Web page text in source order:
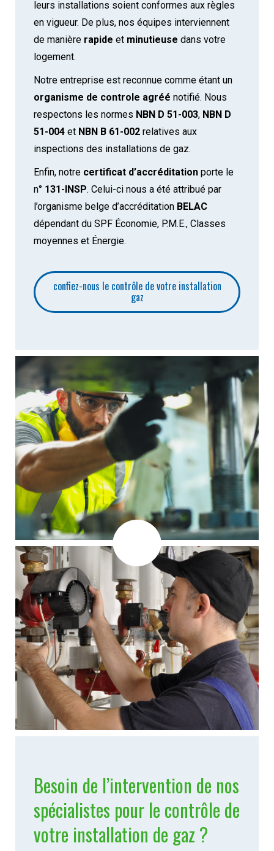
leurs installations soient conformes aux règles
en vigueur. De plus, nos équipes interviennent
de manière rapide et minutieuse dans votre
logement.
Notre entreprise est reconnue comme étant un
organisme de controle agréé notifié. Nous
respectons les normes NBN D 51-003, NBN D
51-004 et NBN B 61-002 relatives aux
inspections des installations de gaz.
Enfin, notre certificat d’accréditation porte le
n° 131-INSP. Celui-ci nous a été attribué par
l’organisme belge d’accréditation BELAC
dépendant du SPF Économie, P.M.E., Classes
moyennes et Énergie.
confiez-nous le contrôle de votre installation
gaz
Besoin de l’intervention de nos
spécialistes pour le contrôle de
votre installation de gaz ?